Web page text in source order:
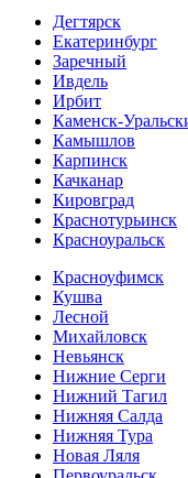
Дегтярск
Екатеринбург
Заречный
Ивдель
Ирбит
Каменск-
Камышлов
Карпинск
Качканар
Кировград
Краснотурьинск
Красноуральск
Красноуфимск
Кушва
Лесной
Михайловск
Невьянск
Нижние Серги
Нижний Тагил
Нижняя Салда
Нижняя Тура
Новая Ляля